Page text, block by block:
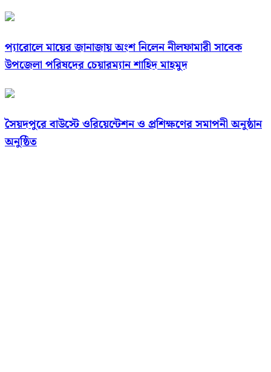
প্যারোলে মায়ের জানাজায় অংশ নিলেন নীলফামারী সাবেক
উপজেলা পরিষদের চেয়ারম্যান শাহিদ মাহমুদ
সৈয়দপুরে বাউস্টে ওরিয়েন্টেশন ও প্রশিক্ষণের সমাপনী অনুষ্ঠান
অনুষ্ঠিত